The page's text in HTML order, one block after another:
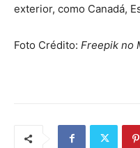
exterior, como Canadá,
Foto Crédito: Freepik no